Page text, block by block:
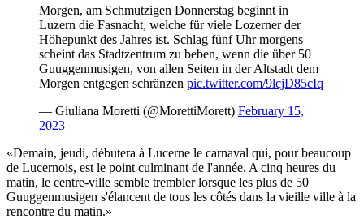
Morgen, am Schmutzigen Donnerstag beginnt in
Luzern die Fasnacht, welche für viele Lozerner der
Höhepunkt des Jahres ist. Schlag fünf Uhr morgens
scheint das Stadtzentrum zu beben, wenn die über 50
Guuggenmusigen, von allen Seiten in der Altstadt dem
Morgen entgegen schränzen pic.twitter.com/9lcjD85cIq
— Giuliana Moretti (@MorettiMorett) February 15,
2023
«Demain, jeudi, débutera à Lucerne le carnaval qui, pour beaucoup
de Lucernois, est le point culminant de l'année. A cinq heures du
matin, le centre-ville semble trembler lorsque les plus de 50
Guuggenmusigen s'élancent de tous les côtés dans la vieille ville à la
rencontre du matin.»